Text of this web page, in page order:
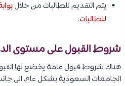
يتم التقديم للطالبات من خلال
للطالبات.
شروط القبول على مستوى
هناك شروط قبول عامة يخضع لها
الجامعات السعودية بشكل عام، الى